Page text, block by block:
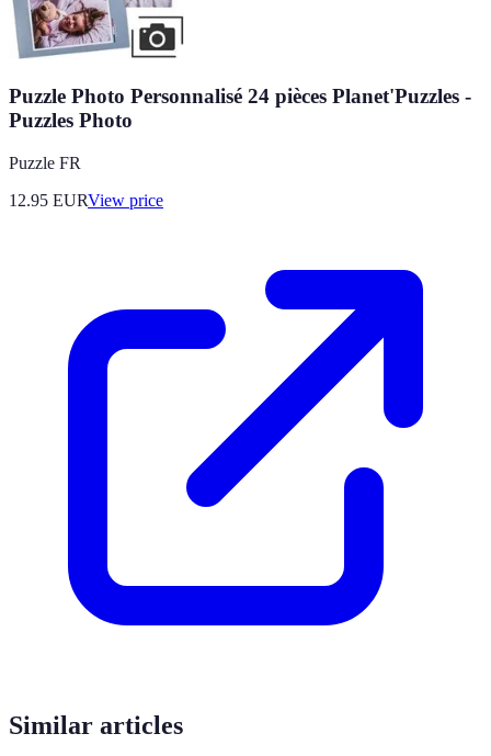
Puzzle Photo Personnalisé 24 pièces Planet'Puzzles -
Puzzles Photo
Puzzle FR
12.95 EURView price
Similar articles